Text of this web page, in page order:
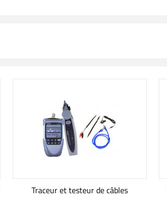
Traceur et testeur de câbles